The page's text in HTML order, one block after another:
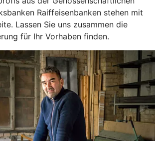
Raiffeisenbanken stehen mit
Lassen Sie uns zusammen die
für Ihr Vorhaben finden.